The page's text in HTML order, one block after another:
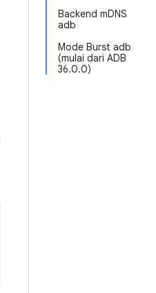
Backend mDNS
adb
Mode Burst adb
(mulai dari ADB
36.0.0)